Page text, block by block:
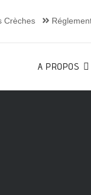
Crèches
A PROPOS